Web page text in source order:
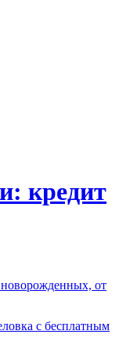
кредит
от
с бесплатным